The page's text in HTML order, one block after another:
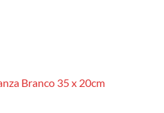
Branco 35 x 20cm